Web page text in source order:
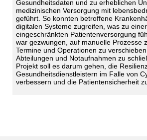
Gesundheitsdaten und zu erheblichen
medizinischen Versorgung mit
geführt. So konnten betroffene
digitalen Systeme zugreifen, was zu
eingeschränkten Patientenversorgung
war gezwungen, auf manuelle Prozesse
Termine und Operationen zu
Abteilungen und Notaufnahmen zu
Projekt soll es darum gehen, die
Gesundheitsdienstleistern im Falle von
verbessern und die Patientensicherheit